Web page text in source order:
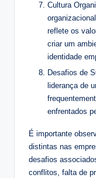
Cultura
reflete os
criar um
identidade
Desafios de
liderança de
enfrentados
É importante
distintas nas
desafios
conflitos, falta de